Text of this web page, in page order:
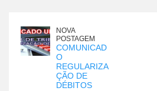
NOVA
POSTAGEM
COMUNICAD
O
REGULARIZA
ÇÃO DE
DÉBITOS